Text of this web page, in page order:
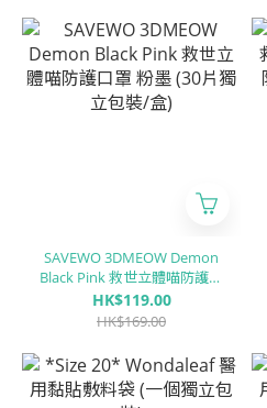
SAVEWO 3DMEOW Demon
Black Pink 救世立體喵防護口
罩 粉墨 (30片獨立包裝/盒)
HK$119.00
HK$169.00